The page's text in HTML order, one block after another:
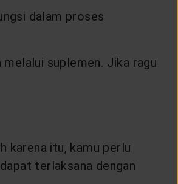
dalam proses
melalui suplemen. Jika ragu
karena itu, kamu perlu
terlaksana dengan